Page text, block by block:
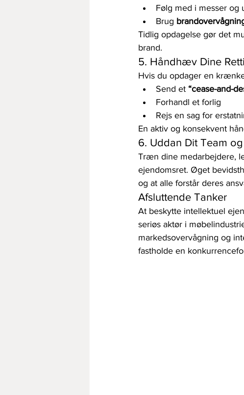
Følg med i messer og
Brug
Tidlig opdagelse gør det
brand.
5. Håndhæv Dine
Hvis du opdager en
Send et “cease-and-
Forhandl et forlig
Rejs en sag for
En aktiv og konsekvent
6. Uddan Dit Team
Træn dine medarbejdere,
ejendomsret. Øget
og at alle forstår deres
Afsluttende Tanker
At beskytte intellektuel
seriøs aktør i
markedsovervågning og
fastholde en